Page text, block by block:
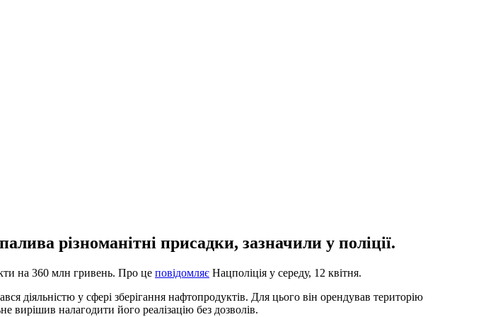
різноманітні присадки, зазначили у поліції.
на 360 млн гривень. Про це повідомляє Нацполіція у середу, 12 квітня.
діяльністю у сфері зберігання нафтопродуктів. Для цього він орендував територію
вирішив налагодити його реалізацію без дозволів.